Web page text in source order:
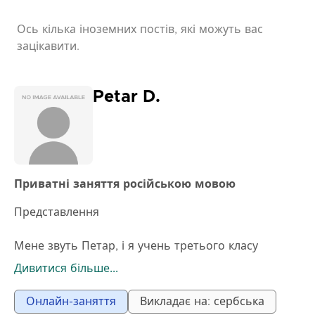
підготовка до вивчення другої іноземної мови в
школі, тривалість 45 хв., ціна 900 грн.) та ДІЛОВА
Ось кілька іноземних постів, які можуть вас
зацікавити.
Petar D.
Приватні заняття російською мовою
Представлення
Мене звуть Петар, і я учень третього класу
гімназії, білінгвального російського напрямку. Я
мову, і хочу передати свої знання іншим через
Дивитися більше...
Онлайн-заняття Викладає на: сербська